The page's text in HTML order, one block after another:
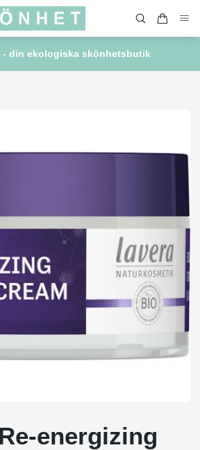
- din ekologiska skönhetsbutik
energizing